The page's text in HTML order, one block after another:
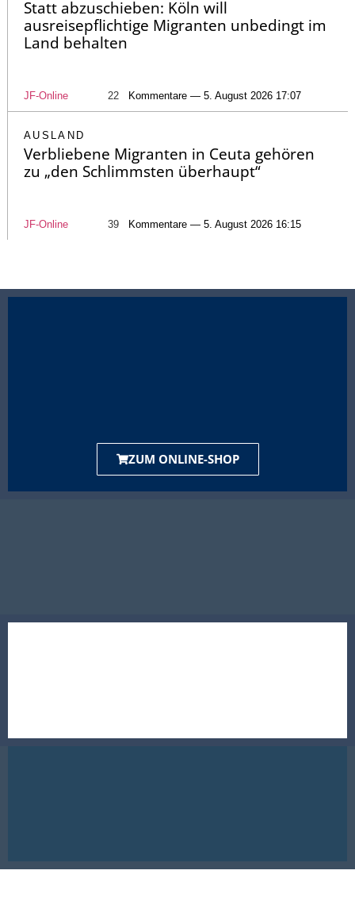
Statt abzuschieben: Köln will
ausreisepflichtige Migranten unbedingt im
Land behalten
JF-Online 22 Kommentare — 5. August 2026 17:07
AUSLAND
Verbliebene Migranten in Ceuta gehören
zu „den Schlimmsten überhaupt“
JF-Online 39 Kommentare — 5. August 2026 16:15
ZUM ONLINE-SHOP